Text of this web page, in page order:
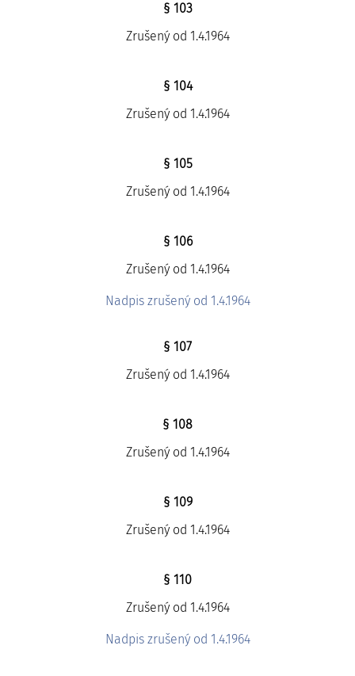
§ 103
Zrušený od 1.4.1964
§ 104
Zrušený od 1.4.1964
§ 105
Zrušený od 1.4.1964
§ 106
Zrušený od 1.4.1964
Nadpis zrušený od 1.4.1964
§ 107
Zrušený od 1.4.1964
§ 108
Zrušený od 1.4.1964
§ 109
Zrušený od 1.4.1964
§ 110
Zrušený od 1.4.1964
Nadpis zrušený od 1.4.1964